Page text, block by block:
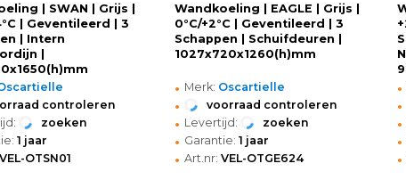
| SWAN | Grijs |
| Geventileerd | 3
| Intern
|
controleren
zoeken
1 jaar
VEL-OTSN01
Wandkoeling | EAGLE | Grijs |
0°C/+2°C | Geventileerd | 3
Schappen | Schuifdeuren |
1027x720x1260(h)mm
• Merk: Oscartielle
• voorraad controleren
• Levertijd: zoeken
• Garantie: 1 jaar
• Art.nr: VEL-OTGE624
•
•
•
•
•